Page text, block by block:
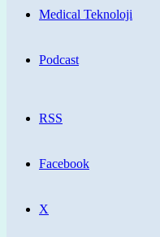
Medical Teknoloji
Podcast
RSS
Facebook
X